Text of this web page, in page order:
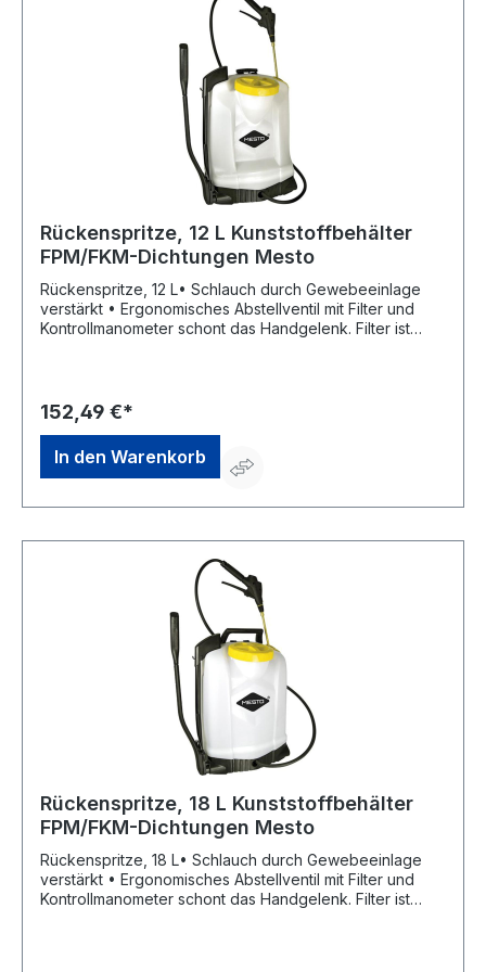
SicherheitsverriegelungHersteller: MESTO
Spritzenfabrik Ernst Stockburger GmbH, Ludwigsburger
Str. 71, 71691 Freiberg/Neckar, DE, +4971412720,
Rückenspritze, 12 L Kunststoffbehälter
FPM/FKM-Dichtungen Mesto
Rückenspritze, 12 L• Schlauch durch Gewebeeinlage
verstärkt • Ergonomisches Abstellventil mit Filter und
Kontrollmanometer schont das Handgelenk. Filter ist
unbeabsichtigtem Sprühen • Extra große Einfüllöffnung
mit Sieb mit Einfülldeckel mit integriertem Messebecher
und Verliersicherung. Dank Ablaufrinne, fließt die ggf.
verschüttete Flüssigkeit weg vom Rücken • Spritz- und
Verlängerungsrohrhalter zur platzsparenden und
sicheren Aufbewahrung • Spritzschirmhalterung zur
Gepolsterte Rückentragegurte für das Tragen auf dem
Rückenanlagefläche für ein besonders komfortables
Breitenverstellung ist links und rechts montierbar • Inkl.
Einfüllsieb zur Vorfilterung selbstangesetzter
biologischer Brühen • Hohlkegeldüse für den
Pflanzenschutz an Baumen und SträuchernHersteller:
MESTO Spritzenfabrik Ernst Stockburger GmbH,
Ludwigsburger Str. 71, 71691 Freiberg/Neckar, DE,
+4971412720, info@mesto.de
152,49 €*
In den Warenkorb
Rückenspritze, 18 L Kunststoffbehälter
FPM/FKM-Dichtungen Mesto
Rückenspritze, 18 L• Schlauch durch Gewebeeinlage
verstärkt • Ergonomisches Abstellventil mit Filter und
Kontrollmanometer schont das Handgelenk. Filter ist